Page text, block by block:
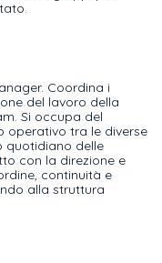
Coordina i
del lavoro della
Si occupa del
operativo tra le diverse
quotidiano delle
con la direzione e
continuità e
alla struttura